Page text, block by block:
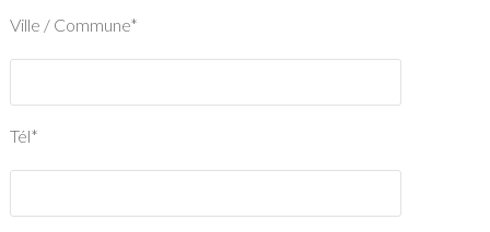
Ville / Commune*
Tél*